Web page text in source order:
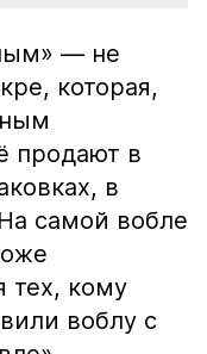
— не
которая,
продают в
в
самой вобле
тех, кому
воблу с